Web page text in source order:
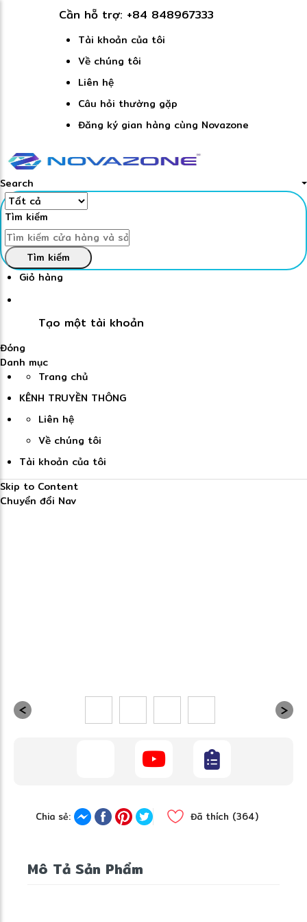
Cần hỗ trợ: +84 848967333
Tài khoản của tôi
Về chúng tôi
Liên hệ
Câu hỏi thường gặp
Đăng ký gian hàng cùng Novazone
Search
Tìm kiếm
Tìm kiếm
Giỏ hàng
Tạo một tài khoản
Đóng
Danh mục
Trang chủ
KÊNH TRUYỀN THÔNG
Liên hệ
Về chúng tôi
Tài khoản của tôi
Skip to Content
Chuyển đổi Nav
Chia sẻ: Đã thích (364)
Mô Tả Sản Phẩm